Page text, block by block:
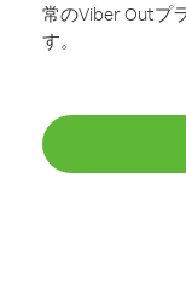
常のViber Outプ
す。